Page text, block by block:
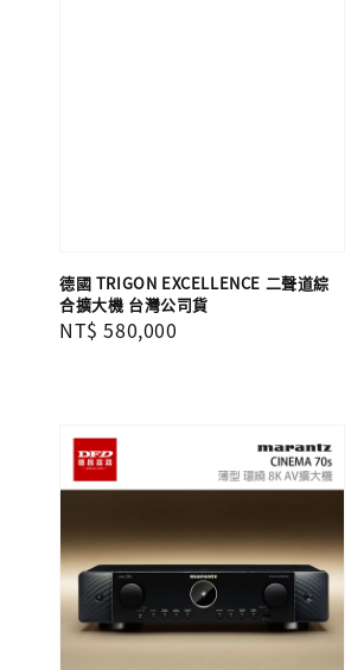
德國 TRIGON EXCELLENCE 二聲道綜
合擴大機 台灣公司貨
Regular
NT$ 580,000